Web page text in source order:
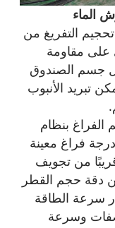
التفريغ من
على مقاومة
جسم الصندوق
يمكن تبريد الأنبوب
بنظام
فراغ معينة
من تجويف
دقة حجم القطر
سرعة الطاقة
وسرعة